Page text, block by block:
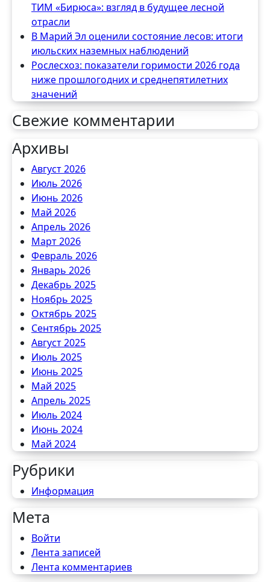
ТИМ «Бирюса»: взгляд в будущее лесной
отрасли
В Марий Эл оценили состояние лесов: итоги
июльских наземных наблюдений
Рослесхоз: показатели горимости 2026 года
ниже прошлогодних и среднепятилетних
значений
Свежие комментарии
Архивы
Август 2026
Июль 2026
Июнь 2026
Май 2026
Апрель 2026
Март 2026
Февраль 2026
Январь 2026
Декабрь 2025
Ноябрь 2025
Октябрь 2025
Сентябрь 2025
Август 2025
Июль 2025
Июнь 2025
Май 2025
Апрель 2025
Июль 2024
Июнь 2024
Май 2024
Рубрики
Информация
Мета
Войти
Лента записей
Лента комментариев